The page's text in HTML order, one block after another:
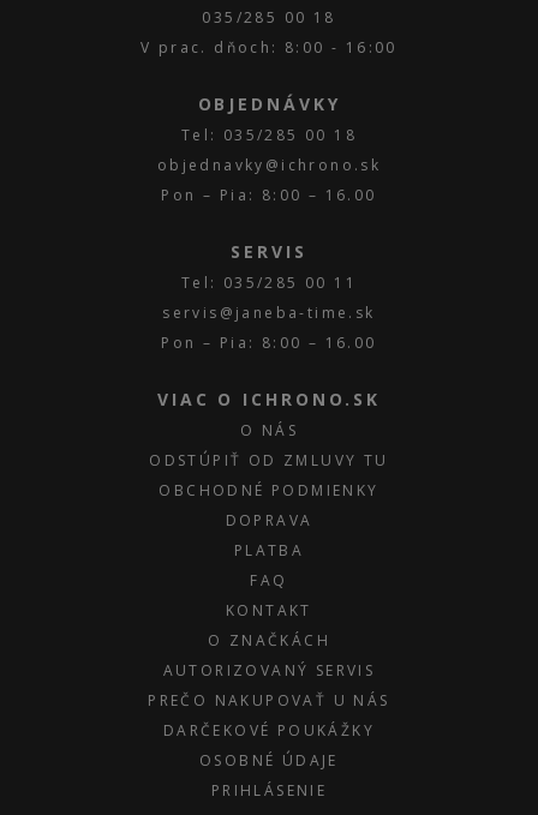
035/285 00 18
V prac. dňoch: 8:00 - 16:00
OBJEDNÁVKY
Tel: 035/285 00 18
objednavky@ichrono.sk
Pon – Pia: 8:00 – 16.00
SERVIS
Tel: 035/285 00 11
servis@janeba-time.sk
Pon – Pia: 8:00 – 16.00
VIAC O ICHRONO.SK
O NÁS
ODSTÚPIŤ OD ZMLUVY TU
OBCHODNÉ PODMIENKY
DOPRAVA
PLATBA
FAQ
KONTAKT
O ZNAČKÁCH
AUTORIZOVANÝ SERVIS
PREČO NAKUPOVAŤ U NÁS
DARČEKOVÉ POUKÁŽKY
OSOBNÉ ÚDAJE
PRIHLÁSENIE